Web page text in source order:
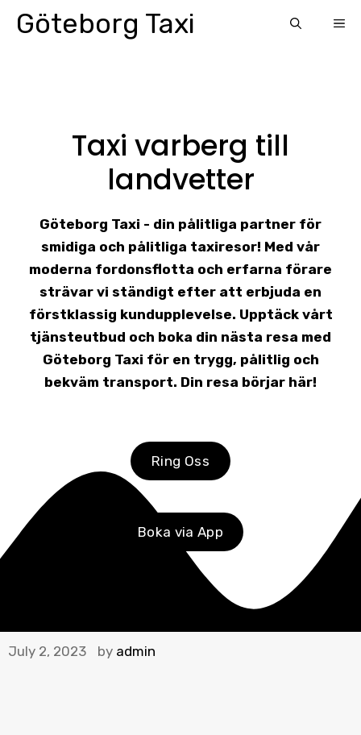
SkipGöteborg Taxi
Taxi varberg till
landvetter
Göteborg Taxi - din pålitliga partner för
smidiga och pålitliga taxiresor! Med vår
moderna fordonsflotta och erfarna förare
strävar vi ständigt efter att erbjuda en
förstklassig kundupplevelse. Upptäck vårt
tjänsteutbud och boka din nästa resa med
Göteborg Taxi för en trygg, pålitlig och
bekväm transport. Din resa börjar här!
Ring Oss
Boka via App
July 2, 2023 by admin